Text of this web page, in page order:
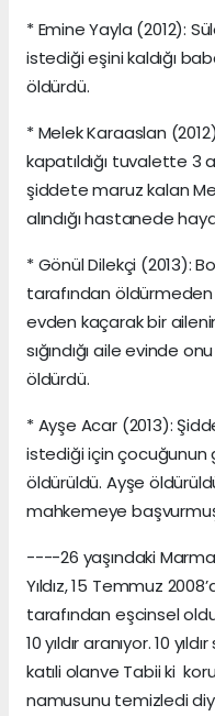
* Emine Yayla (2012):
istediği eşini kaldığı
öldürdü.
* Melek Karaaslan
kapatıldığı tuvalette 3
şiddete maruz kalan
alındığı hastanede
* Gönül Dilekçi (2013):
tarafından öldürmeden
evden kaçarak bir ailenin
sığındığı aile evinde
öldürdü.
* Ayşe Acar (2013):
istediği için
öldürüldü. Ayşe
mahkemeye
----26 yaşındaki
Yıldız, 15 Temmuz
tarafından eşcinsel
10 yıldır aranıyor. 10
katıli olanve Tabii ki
namusunu temizledi